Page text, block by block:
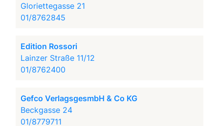
Gloriettegasse 21
01/8762845
Edition Rossori
Lainzer Straße 11/12
01/8762400
Gefco VerlagsgesmbH & Co KG
Beckgasse 24
01/8779711